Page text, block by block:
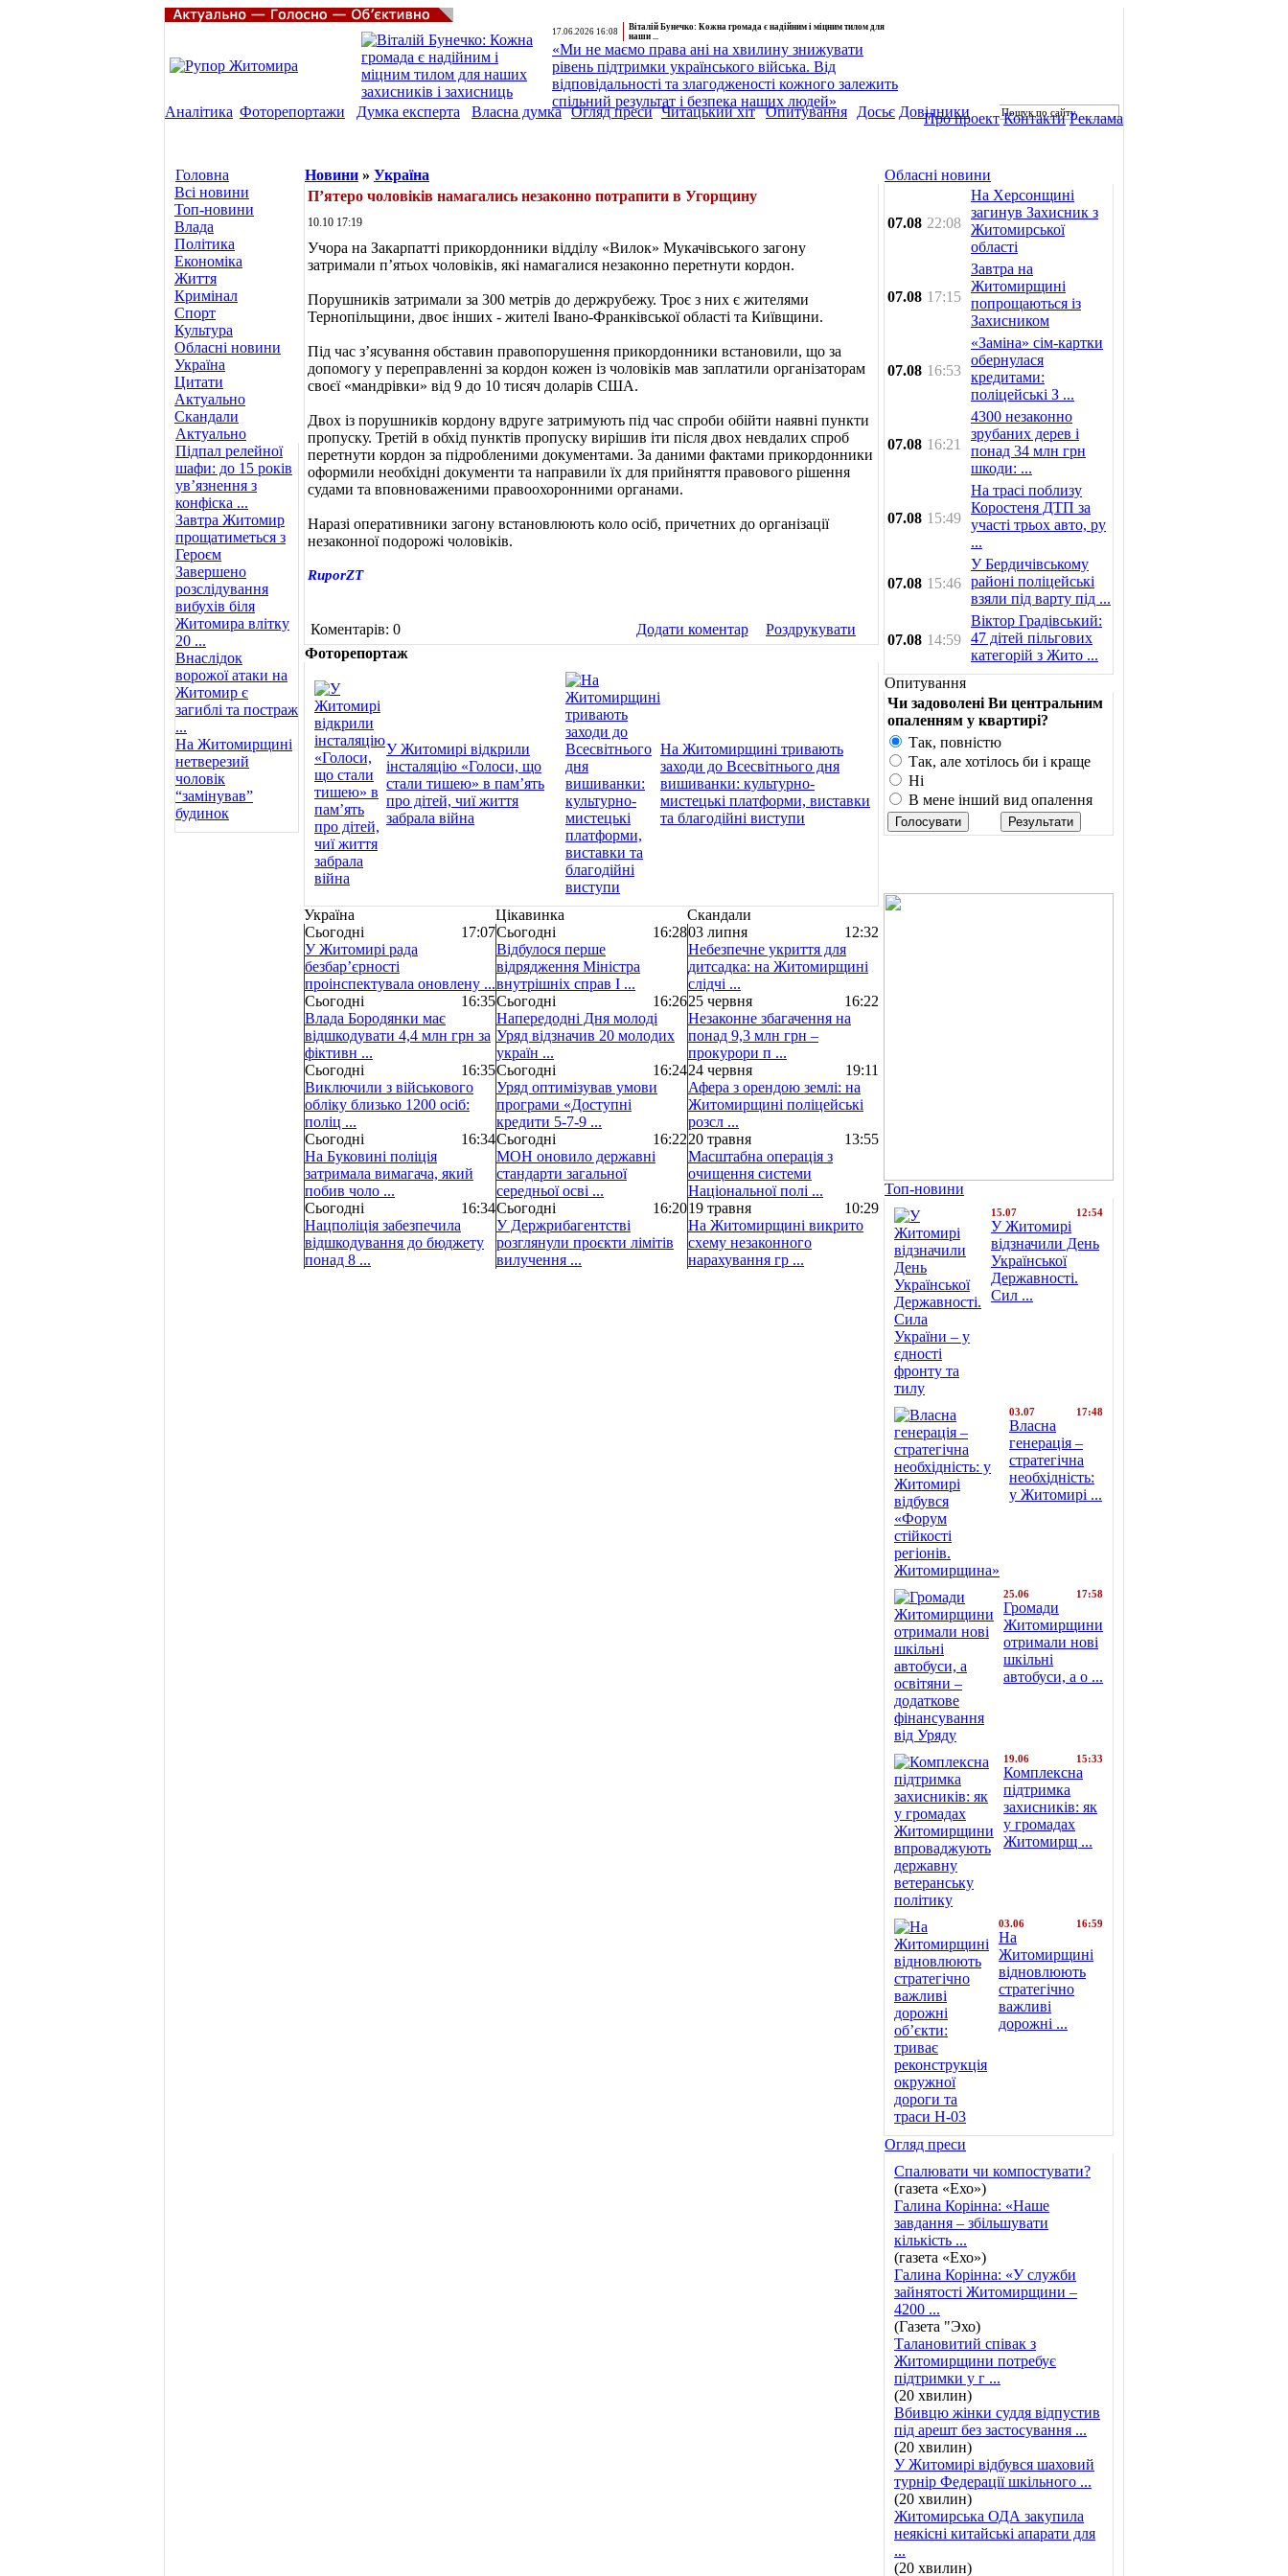
17.06.2026 16:08
Віталій Бунечко: Кожна громада є надійним і міцним тилом для
наши ...
«Ми не маємо права ані на хвилину знижувати
рівень підтримки українського війська. Від
відповідальності та злагодженості кожного залежить
спільний результат і безпека наших людей»
Про проект Контакти Реклама
Аналітика Фоторепортажи Думка експерта Власна думка Огляд преси Читацький хіт Опитування Досьє Довідники
Головна
Всі новини
Топ-новини
Влада
Політика
Економіка
Життя
Кримінал
Спорт
Культура
Обласні новини
Україна
Цитати
Актуально
Скандали
Актуально
Підпал релейної
шафи: до 15 років
ув’язнення з
конфіска ...
Завтра Житомир
прощатиметься з
Героєм
Завершено
розслідування
вибухів біля
Житомира влітку
20 ...
Внаслідок
ворожої атаки на
Житомир є
загиблі та постраж
...
На Житомирщині
нетверезий
чоловік
“замінував”
будинок
Новини » Україна
П’ятеро чоловіків намагались незаконно потрапити в Угорщину
10.10 17:19
Учора на Закарпатті прикордонники відділу «Вилок» Мукачівського загону
затримали п’ятьох чоловіків, які намагалися незаконно перетнути кордон.
Порушників затримали за 300 метрів до держрубежу. Троє з них є жителями
Тернопільщини, двоє інших - жителі Івано-Франківської області та Київщини.
Під час з’ясування обставин правопорушення прикордонники встановили, що за
допомогу у переправленні за кордон кожен із чоловіків мав заплатили організаторам
своєї «мандрівки» від 9 до 10 тисяч доларів США.
Двох із порушників кордону вдруге затримують під час спроби обійти наявні пункти
пропуску. Третій в обхід пунктів пропуску вирішив іти після двох невдалих спроб
перетнути кордон за підробленими документами. За даними фактами прикордонники
оформили необхідні документи та направили їх для прийняття правового рішення
судами та вповноваженими правоохоронними органами.
Наразі оперативники загону встановлюють коло осіб, причетних до організації
незаконної подорожі чоловіків.
RuporZT
Коментарів: 0 Додати коментар
Роздрукувати
Фоторепортаж
У Житомирі відкрили
інсталяцію «Голоси, що
стали тишею» в пам’ять
про дітей, чиї життя
забрала війна
На Житомирщині тривають
заходи до Всесвітнього дня
вишиванки: культурно-
мистецькі платформи, виставки
та благодійні виступи
Україна Цікавинка
Скандали
Сьогодні
17:07
У Житомирі рада
безбар’єрності
проінспектувала оновлену ...
Сьогодні
16:35
Влада Бородянки має
відшкодувати 4,4 млн грн за
фіктивн ...
Сьогодні
16:35
Виключили з військового
обліку близько 1200 осіб:
поліц ...
Сьогодні
16:34
На Буковині поліція
затримала вимагача, який
побив чоло ...
Сьогодні
16:34
Нацполіція забезпечила
відшкодування до бюджету
понад 8 ...
Сьогодні
16:28
Відбулося перше
відрядження Міністра
внутрішніх справ І ...
Сьогодні
16:26
Напередодні Дня молоді
Уряд відзначив 20 молодих
україн ...
Сьогодні
16:24
Уряд оптимізував умови
програми «Доступні
кредити 5-7-9 ...
Сьогодні
16:22
МОН оновило державні
стандарти загальної
середньої осві ...
Сьогодні
16:20
У Держрибагентстві
розглянули проєкти лімітів
вилучення ...
03 липня
12:32
Небезпечне укриття для
дитсадка: на Житомирщині
слідчі ...
25 червня
16:22
Незаконне збагачення на
понад 9,3 млн грн –
прокурори п ...
24 червня
19:11
Афера з орендою землі: на
Житомирщині поліцейські
розсл ...
20 травня
13:55
Масштабна операція з
очищення системи
Національної полі ...
19 травня
10:29
На Житомирщині викрито
схему незаконного
нарахування гр ...
Обласні новини
07.08 22:08
На Херсонщині
загинув Захисник з
Житомирської
області
07.08 17:15
Завтра на
Житомирщині
попрощаються із
Захисником
07.08 16:53
«Заміна» сім-картки
обернулася
кредитами:
поліцейські З ...
07.08 16:21
4300 незаконно
зрубаних дерев і
понад 34 млн грн
шкоди: ...
07.08 15:49
На трасі поблизу
Коростеня ДТП за
участі трьох авто, ру
...
07.08 15:46
У Бердичівському
районі поліцейські
взяли під варту під ...
07.08 14:59
Віктор Градівський:
47 дітей пільгових
категорій з Жито ...
Опитування
Чи задоволені Ви центральним
опаленням у квартирі?
Так, повністю
Так, але хотілось би і краще
Ні
В мене інший вид опалення
Топ-новини
15.07 12:54
У Житомирі
відзначили День
Української
Державності.
Сил ...
03.07 17:48
Власна
генерація –
стратегічна
необхідність:
у Житомирі ...
25.06 17:58
Громади
Житомирщини
отримали нові
шкільні
автобуси, а о ...
19.06 15:33
Комплексна
підтримка
захисників: як
у громадах
Житомирщ ...
03.06 16:59
На
Житомирщині
відновлюють
стратегічно
важливі
дорожні ...
Огляд преси
Спалювати чи компостувати?
(газета «Ехо»)
Галина Корінна: «Наше
завдання – збільшувати
кількість ...
(газета «Ехо»)
Галина Корінна: «У служби
зайнятості Житомирщини –
4200 ...
(Газета "Эхо)
Талановитий співак з
Житомирщини потребує
підтримки у г ...
(20 хвилин)
Вбивцю жінки суддя відпустив
під арешт без застосування ...
(20 хвилин)
У Житомирі відбувся шаховий
турнір Федерації шкільного ...
(20 хвилин)
Житомирська ОДА закупила
неякісні китайські апарати для
...
(20 хвилин)